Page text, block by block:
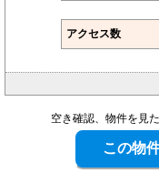
アクセス数
空き確認、物件を見